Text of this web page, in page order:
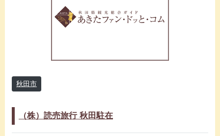
秋田市
（株）読売旅行 秋田駐在